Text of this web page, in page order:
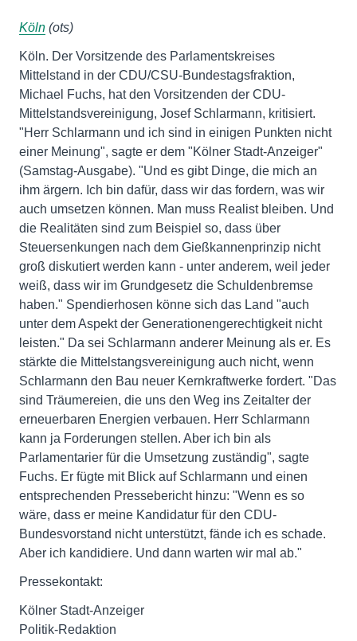
Köln (ots)
Köln. Der Vorsitzende des Parlamentskreises
Mittelstand in der CDU/CSU-Bundestagsfraktion,
Michael Fuchs, hat den Vorsitzenden der CDU-
Mittelstandsvereinigung, Josef Schlarmann, kritisiert.
"Herr Schlarmann und ich sind in einigen Punkten nicht
einer Meinung", sagte er dem "Kölner Stadt-Anzeiger"
(Samstag-Ausgabe). "Und es gibt Dinge, die mich an
ihm ärgern. Ich bin dafür, dass wir das fordern, was wir
auch umsetzen können. Man muss Realist bleiben. Und
die Realitäten sind zum Beispiel so, dass über
Steuersenkungen nach dem Gießkannenprinzip nicht
groß diskutiert werden kann - unter anderem, weil jeder
weiß, dass wir im Grundgesetz die Schuldenbremse
haben." Spendierhosen könne sich das Land "auch
unter dem Aspekt der Generationengerechtigkeit nicht
leisten." Da sei Schlarmann anderer Meinung als er. Es
stärkte die Mittelstangsvereinigung auch nicht, wenn
Schlarmann den Bau neuer Kernkraftwerke fordert. "Das
sind Träumereien, die uns den Weg ins Zeitalter der
erneuerbaren Energien verbauen. Herr Schlarmann
kann ja Forderungen stellen. Aber ich bin als
Parlamentarier für die Umsetzung zuständig", sagte
Fuchs. Er fügte mit Blick auf Schlarmann und einen
entsprechenden Pressebericht hinzu: "Wenn es so
wäre, dass er meine Kandidatur für den CDU-
Bundesvorstand nicht unterstützt, fände ich es schade.
Aber ich kandidiere. Und dann warten wir mal ab."
Pressekontakt:
Kölner Stadt-Anzeiger
Politik-Redaktion